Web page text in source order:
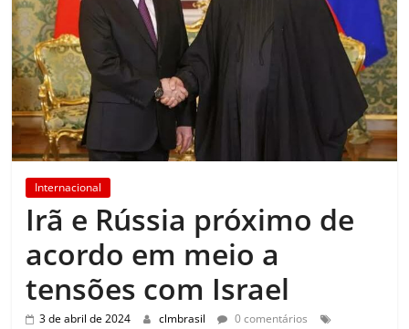
Internacional
Irã e Rússia próximo de
acordo em meio a
tensões com Israel
3 de abril de 2024 clmbrasil
0 comentários